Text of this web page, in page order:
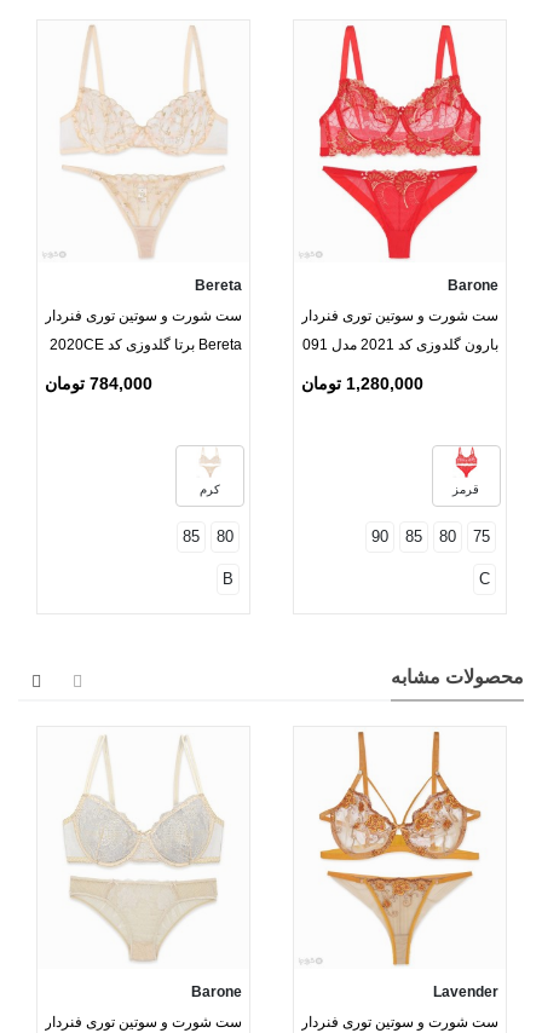
Barone
ست شورت و سوتین توری فنردار
بارون گلدوزی کد 2021 مدل 091
1,280,000 تومان
قرمز
75
80
85
90
C
Bereta
ست شورت و سوتین توری فنردار
Bereta برتا گلدوزی کد 2020CE
784,000 تومان
کرم
80
85
B
محصولات مشابه
Lavender
ست شورت و سوتین توری فنردار
Barone
ست شورت و سوتین توری فنردار